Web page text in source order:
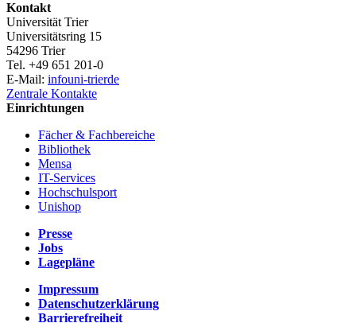
Kontakt
Universität Trier
Universitätsring 15
54296 Trier
Tel. +49 651 201-0
E-Mail: infouni-trierde
Zentrale Kontakte
Einrichtungen
Fächer & Fachbereiche
Bibliothek
Mensa
IT-Services
Hochschulsport
Unishop
Presse
Jobs
Lagepläne
Impressum
Datenschutzerklärung
Barrierefreiheit